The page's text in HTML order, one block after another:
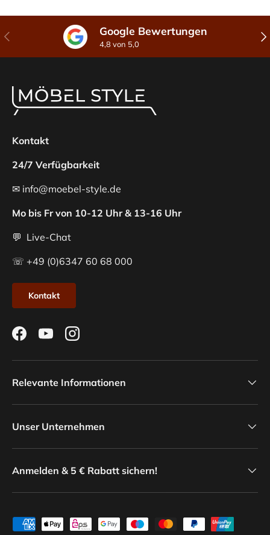
Vorherige Google Bewertungen
4,8 von 5,0
Kontakt
24/7 Verfügbarkeit
✉ info@moebel-style.de
Mo bis Fr von 10-12 Uhr & 13-16 Uhr
💬 Live-Chat
☏ +49 (0)6347 60 68 000
Kontakt
FacebookYouTubeInstagram
Relevante Informationen
Unser Unternehmen
Anmelden & 5 € Rabatt sichern!
Zahlungsmethoden